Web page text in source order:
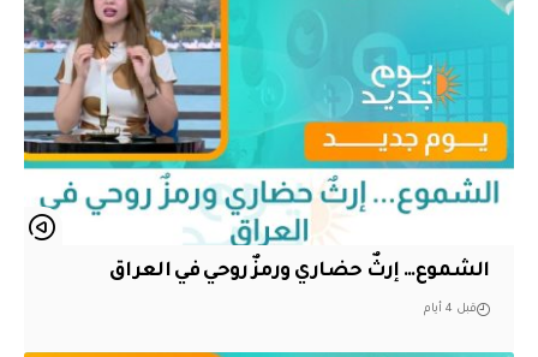
الشموع… إرثٌ حضاري ورمزٌ روحي في العراق
قبل 4 أيام